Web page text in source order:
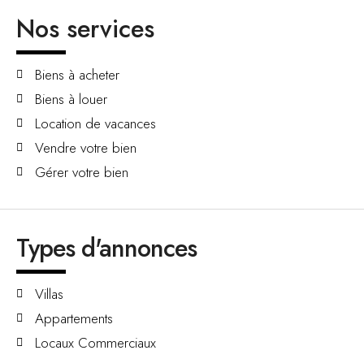
Nos services
Biens à acheter
Biens à louer
Location de vacances
Vendre votre bien
Gérer votre bien
Types d'annonces
Villas
Appartements
Locaux Commerciaux